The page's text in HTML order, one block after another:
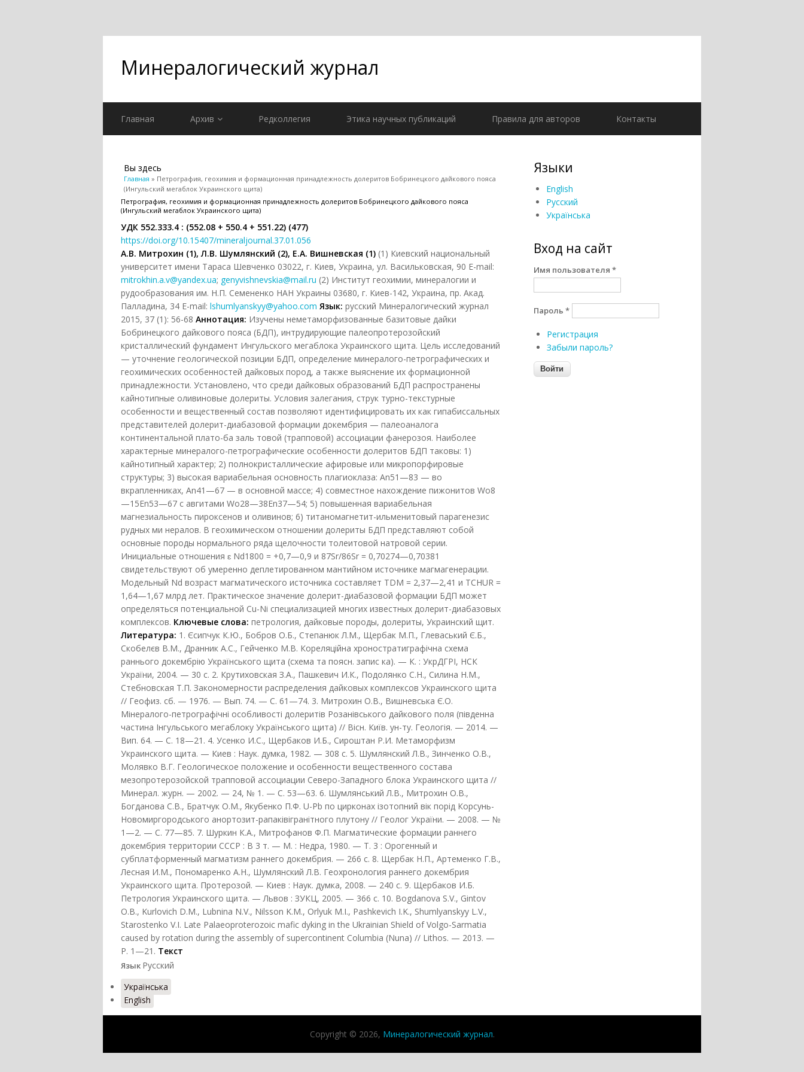
Минералогический журнал
Главная Архив Редколлегия Этика научных публикаций Правила для авторов Контакты
Вы здесь
Главная » Петрография, геохимия и формационная принадлежность долеритов Бобринецкого дайкового пояса
(Ингульский мегаблок Украинского щита)
Петрография, геохимия и формационная принадлежность долеритов Бобринецкого дайкового пояса
(Ингульский мегаблок Украинского щита)
УДК 552.333.4 : (552.08 + 550.4 + 551.22) (477)
https://doi.org/10.15407/mineraljournal.37.01.056
А.В. Митрохин (1), Л.В. Шумлянский (2), Е.А. Вишневская (1) (1) Киевский национальный
университет имени Тараса Шевченко 03022, г. Киев, Украина, ул. Васильковская, 90 Е-mail:
mitrokhin.a.v@yandex.ua; genyvishnevskia@mail.ru (2) Институт геохимии, минералогии и
рудообразования им. Н.П. Семененко НАН Украины 03680, г. Киев-142, Украина, пр. Акад.
Палладина, 34 Е-mail: lshumlyanskyy@yahoo.com Язык: русский Минералогический журнал
2015, 37 (1): 56-68 Аннотация: Изучены неметаморфизованные базитовые дайки
Бобринецкого дайкового пояса (БДП), интрудирующие палеопротерозойский
кристаллический фундамент Ингульского мегаблока Украинского щита. Цель исследований
— уточнение геологической позиции БДП, определение минералого-петрографических и
геохимических особенностей дайковых пород, а также выяснение их формационной
принадлежности. Установлено, что среди дайковых образований БДП распространены
кайнотипные оливиновые долериты. Условия залегания, струк турно-текстурные
особенности и вещественный состав позволяют идентифицировать их как гипабиссальных
представителей долерит-диабазовой формации докембрия — палеоаналога
континентальной плато-ба заль товой (трапповой) ассоциации фанерозоя. Наиболее
характерные минералого-петрографические особенности долеритов БДП таковы: 1)
кайнотипный характер; 2) полнокристаллические афировые или микропорфировые
структуры; 3) высокая вариабельная основность плагиоклаза: An51—83 — во
вкрапленниках, An41—67 — в основной массе; 4) совместное нахождение пижонитов Wo8
—15En53—67 с авгитами Wo28—38En37—54; 5) повышенная вариабельная
магнезиальность пироксенов и оливинов; 6) титаномагнетит-ильменитовый парагенезис
рудных ми нералов. В геохимическом отношении долериты БДП представляют собой
основные породы нормального ряда щелочности толеитовой натровой серии.
Инициальные отношения ɛ Nd1800 = +0,7—0,9 и 87Sr/86Sr = 0,70274—0,70381
свидетельствуют об умеренно деплетированном мантийном источнике магмагенерации.
Модельный Nd возраст магматического источника составляет TDM = 2,37—2,41 и TCHUR =
1,64—1,67 млрд лет. Практическое значение долерит-диабазовой формации БДП может
определяться потенциальной Cu-Ni специализацией многих известных долерит-диабазовых
комплексов. Ключевые слова: петрология, дайковые породы, долериты, Украинский щит.
Литература: 1. Єсипчук К.Ю., Бобров О.Б., Степанюк Л.М., Щербак М.П., Глеваський Є.Б.,
Скобелєв В.М., Дранник А.С., Гейченко М.В. Кореляційна хроностратиграфічна схема
раннього докембрію Українського щита (схема та поясн. запис ка). — К. : УкрДГРІ, НСК
України, 2004. — 30 с. 2. Крутиховская З.А., Пашкевич И.К., Подолянко С.Н., Силина Н.М.,
Стебновская Т.П. Закономерности распределения дайковых комплексов Украинского щита
// Геофиз. сб. — 1976. — Вып. 74. — С. 61—74. 3. Митрохин О.В., Вишневська Є.О.
Мінералого-петрографічні особливості долеритів Розанівського дайкового поля (південна
частина Інгульського мегаблоку Українського щита) // Вісн. Київ. ун-ту. Геологія. — 2014. —
Вип. 64. — С. 18—21. 4. Усенко И.С., Щербаков И.Б., Сироштан Р.И. Метаморфизм
Украинского щита. — Киев : Наук. думка, 1982. — 308 с. 5. Шумлянский Л.В., Зинченко О.В.,
Молявко В.Г. Геологическое положение и особенности вещественного состава
мезопротерозойской трапповой ассоциации Северо-Западного блока Украинского щита //
Минерал. журн. — 2002. — 24, № 1. — С. 53—63. 6. Шумлянський Л.В., Митрохин О.В.,
Богданова С.В., Братчук О.М., Якубенко П.Ф. U-Pb по цирконах ізотопний вік порід Корсунь-
Новомиргородського анортозит-рапаківігранітного плутону // Геолог України. — 2008. — №
1—2. — С. 77—85. 7. Шуркин К.А., Митрофанов Ф.П. Магматические формации раннего
докембрия территории СССР : В 3 т. — М. : Недра, 1980. — Т. 3 : Орогенный и
субплатформенный магматизм раннего докембрия. — 266 с. 8. Щербак Н.П., Артеменко Г.В.,
Лесная И.М., Пономаренко А.Н., Шумлянский Л.В. Геохронология раннего докембрия
Украинского щита. Протерозой. — Киев : Наук. думка, 2008. — 240 с. 9. Щербаков И.Б.
Петрология Украинского щита. — Львов : ЗУКЦ, 2005. — 366 с. 10. Bogdanova S.V., Gintov
O.B., Kurlovich D.M., Lubnina N.V., Nilsson K.M., Orlyuk M.I., Pashkevich I.K., Shumlyanskyy L.V.,
Starostenko V.I. Late Palaeoproterozoic mafic dyking in the Ukrainian Shield of Volgo-Sarmatia
caused by rotation during the assembly of supercontinent Columbia (Nuna) // Lithos. — 2013. —
P. 1—21. Текст
Язык Русский
Українська
English
Языки
English
Русский
Українська
Вход на сайт
Имя пользователя *
Пароль *
Регистрация
Забыли пароль?
Copyright © 2026, Минералогический журнал.